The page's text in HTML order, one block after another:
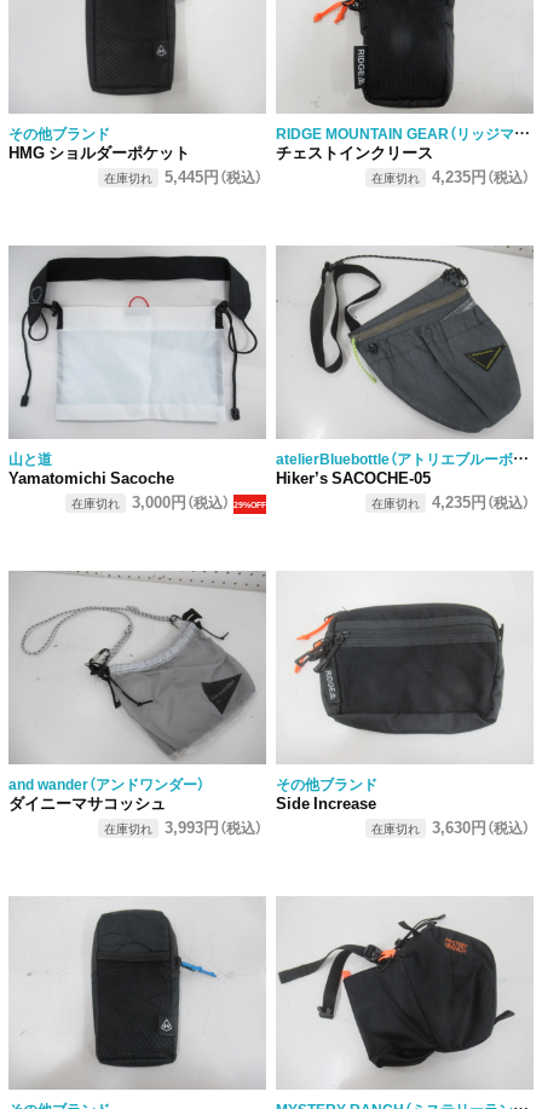
その他ブランド
HMG ショルダーポケット
在庫切れ 5,445円（税込）
RIDGE MOUNTAIN GEAR（リッジマウンテンギア）
チェストインクリース
在庫切れ 4,235円（税込）
山と道
Yamatomichi Sacoche
在庫切れ 3,000円（税込） 29%OFF
atelierBluebottle（アトリエブルーボトル）
Hiker’s SACOCHE-05
在庫切れ 4,235円（税込）
and wander（アンドワンダー）
ダイニーマサコッシュ
在庫切れ 3,993円（税込）
その他ブランド
Side Increase
在庫切れ 3,630円（税込）